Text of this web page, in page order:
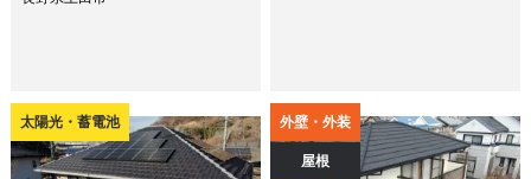
太陽光・蓄電池 外壁・外装
屋根